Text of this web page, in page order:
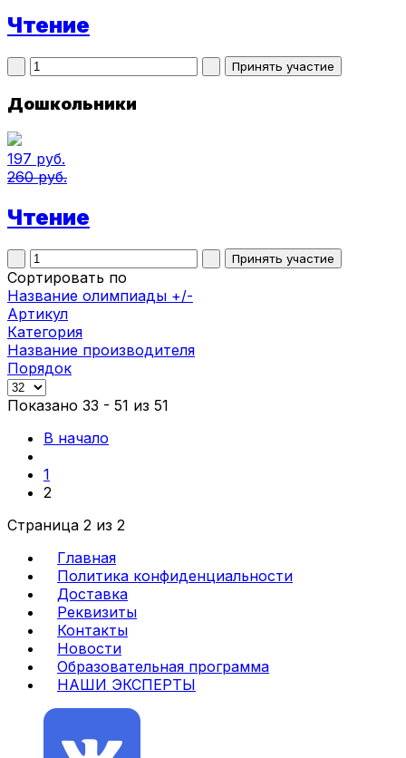
Чтение
Дошкольники
197 руб.
260 руб.
Чтение
Сортировать по
Название олимпиады +/-
Артикул
Категория
Название производителя
Порядок
Показано 33 - 51 из 51
В начало
1
2
Страница 2 из 2
Главная
Политика конфиденциальности
Доставка
Реквизиты
Контакты
Новости
Образовательная программа
НАШИ ЭКСПЕРТЫ